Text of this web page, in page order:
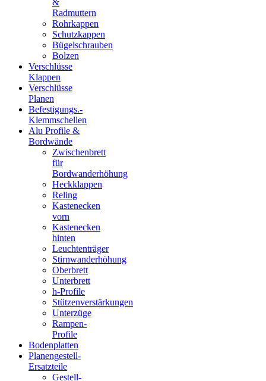
&
Radmuttern
Rohrkappen
Schutzkappen
Bügelschrauben
Bolzen
Verschlüsse
Klappen
Verschlüsse
Planen
Befestigungs.-
Klemmschellen
Alu Profile &
Bordwände
Zwischenbrett
für
Bordwanderhöhung
Heckklappen
Reling
Kastenecken
vorn
Kastenecken
hinten
Leuchtenträger
Stirnwanderhöhung
Oberbrett
Unterbrett
h-Profile
Stützenverstärkungen
Unterzüge
Rampen-
Profile
Bodenplatten
Planengestell-
Ersatzteile
Gestell-